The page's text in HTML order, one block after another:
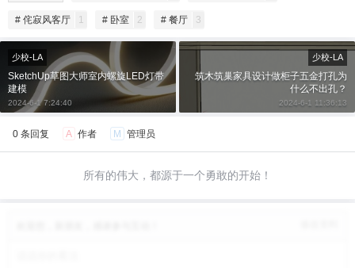
# 侘寂风客厅 1 # 卧室 2 # 餐厅 3
20 元 50 元 自定义
¥
微信支付
少校-LA
SketchUp草图大师室内螺旋LED灯带
建模
2024-6-1 7:24:40
少校-LA
筑木筑巢家具设计做柜子五金打孔为
什么不出孔？
2024-6-1 11:36:13
0 条回复 A 作者 M 管理员
所有的伟大，都源于一个勇敢的开始！
您没有权限发布内容，请购买会员或者提升权
6位以上